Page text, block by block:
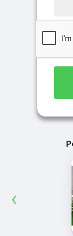
‹